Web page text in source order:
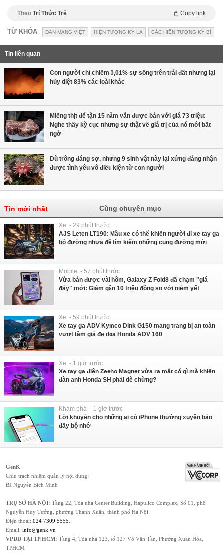
Theo Trí Thức Trẻ Copy link
TỪ KHÓA DÂN MẠNG VIỆT HIỆN TƯỢNG KỲ LẠ CÁC HIỆN TƯỢNG KỲ BÍ
Tin liên quan
Con người chỉ chiếm 0,01% sự sống trên trái đất nhưng lại
hủy diệt 83% các loài khác
Miếng thịt để tận 15 năm vẫn được bán với giá 73 triệu:
Nghe thấy kỳ cục nhưng sự thật về giá trị của nó mới bất
ngờ
Dù trông đáng sợ, nhưng 9 sinh vật này lại xứng đáng nhận
được tình yêu vô điều kiện từ con người
Tin mới nhất Cùng chuyên mục
Xe - 29 phút trước
AJS Leten LT190: Mẫu xe có thể khiến người đi xe tay ga
bỏ đường nhựa để tìm kiếm những cung đường mới
Mobile - 57 phút trước
Vừa bán được vài hôm, Galaxy Z Fold8 đã chạm "giá
đáy" mới: Giảm gần 10 triệu đồng so với niêm yết
Xe - 59 phút trước
Xe tay ga ADV Kymco Dink G150 mang trang bị an toàn
vượt tầm giá đe dọa Honda ADV 160
Xe - 1 giờ trước
Xe tay ga điện Zeeho Magnet vừa ra mắt có gì mà khiến
đàn anh Honda SH phải dè chừng?
Khám phá - 1 giờ trước
Lời khuyên cho những ai có iPhone thường xuyên báo
đầy bộ nhớ
GenK
Chịu trách nhiệm quản lý nội dung:
Bà Nguyễn Bích Minh
TRỤ SỞ HÀ NỘI: Tầng 22, Tòa nhà Center Building, Hapulico Complex, Số 01, phố
Nguyễn Huy Tưởng, phường Thanh Xuân, thành phố Hà Nội
Điện thoại: 024 7309 5555
Email: info@genk.vn
VPĐD TẠI TP.HCM: Tầng 4, Tòa nhà 123, số 127 Võ Văn Tần, Phường Xuân Hòa,
TPHCM